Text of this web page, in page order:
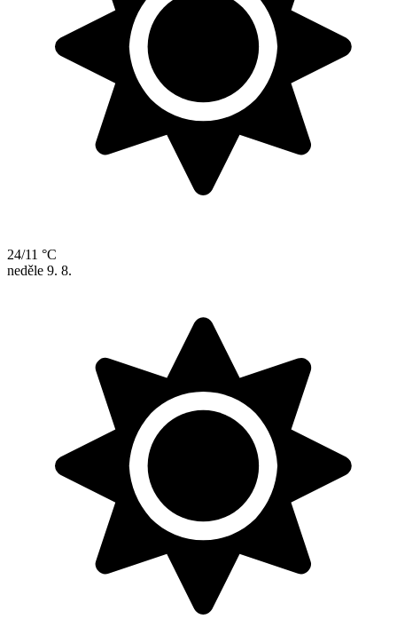
24/11 °C
neděle 9. 8.